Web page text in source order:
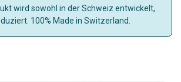
wird sowohl in der Schweiz entwickelt,
100% Made in Switzerland.